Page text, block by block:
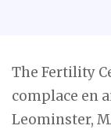
The Fertility
complace en
Leominster,